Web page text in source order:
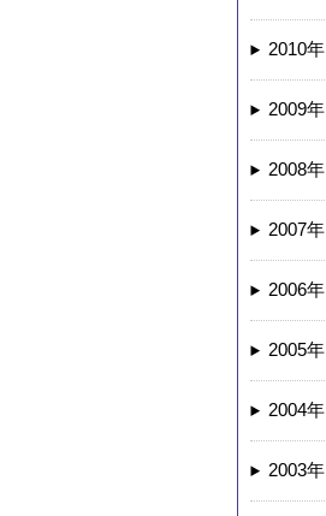
2010年
2009年
2008年
2007年
2006年
2005年
2004年
2003年